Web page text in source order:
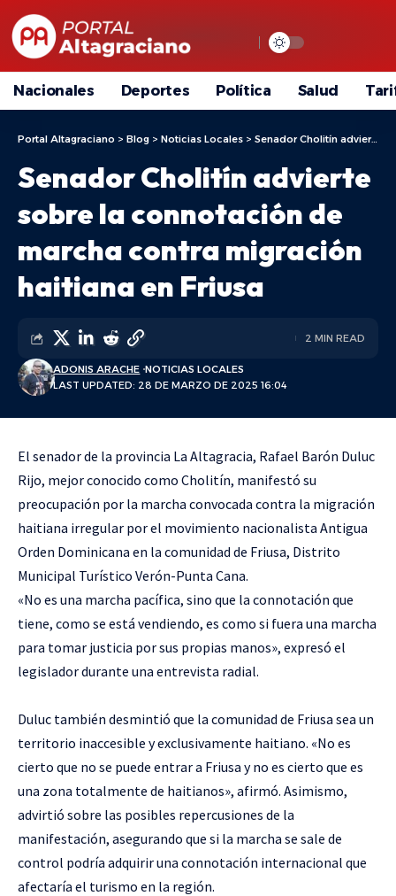
Nacionales Deportes Política Salud
Portal Altagraciano > Blog > Noticias Locales > Senador Cholitín advierte sobre la connotación de marcha contra migración haitiana en Friusa
Senador Cholitín advierte
sobre la connotación de
marcha contra migración
haitiana en Friusa
LAST UPDATED: 28 DE MARZO DE 2025 16:04
ADONIS ARACHE NOTICIAS LOCALES
2 MIN READ
El senador de la provincia La Altagracia, Rafael Barón Duluc
Rijo, mejor conocido como Cholitín, manifestó su
preocupación por la marcha convocada contra la migración
haitiana irregular por el movimiento nacionalista Antigua
Orden Dominicana en la comunidad de Friusa, Distrito
Municipal Turístico Verón-Punta Cana.
«No es una marcha pacífica, sino que la connotación que
tiene, como se está vendiendo, es como si fuera una marcha
para tomar justicia por sus propias manos», expresó el
legislador durante una entrevista radial.
Duluc también desmintió que la comunidad de Friusa sea un
territorio inaccesible y exclusivamente haitiano. «No es
cierto que no se puede entrar a Friusa y no es cierto que es
una zona totalmente de haitianos», afirmó. Asimismo,
advirtió sobre las posibles repercusiones de la
manifestación, asegurando que si la marcha se sale de
control podría adquirir una connotación internacional que
afectaría el turismo en la región.